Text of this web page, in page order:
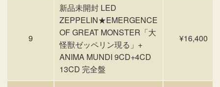
9
新品未開封 LED
ZEPPELIN★EMERGENCE
OF GREAT MONSTER「大
怪獣ゼッペリン現る」+
ANIMA MUNDI 9CD+4CD
13CD 完全盤
¥16,400